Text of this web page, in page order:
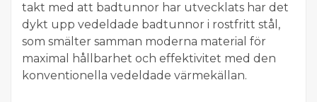
takt med att badtunnor har utvecklats har det
dykt upp vedeldade badtunnor i rostfritt stål,
som smälter samman moderna material för
maximal hållbarhet och effektivitet med den
konventionella vedeldade värmekällan.